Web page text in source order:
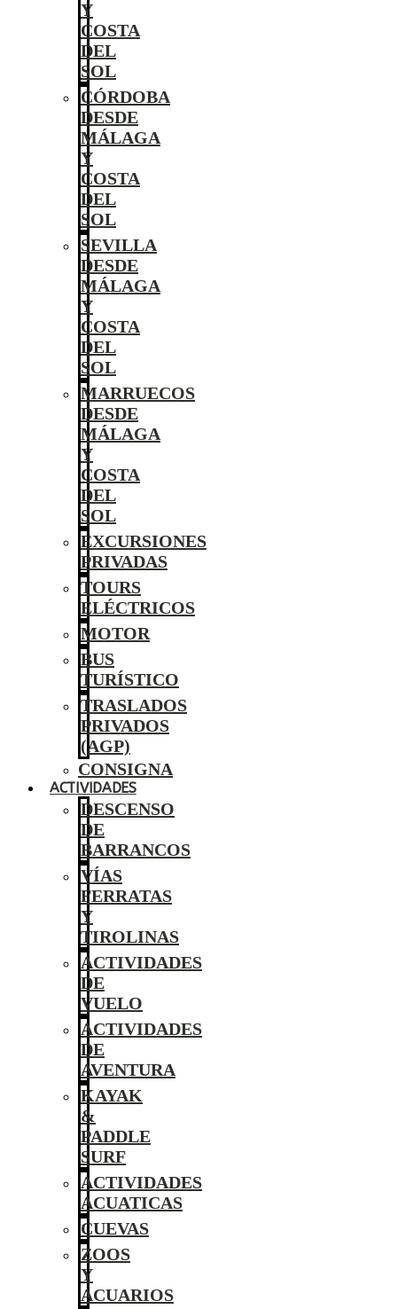
Y
COSTA
DEL
SOL
CÓRDOBA
DESDE
MÁLAGA
Y
COSTA
DEL
SOL
SEVILLA
DESDE
MÁLAGA
Y
COSTA
DEL
SOL
MARRUECOS
DESDE
MÁLAGA
Y
COSTA
DEL
SOL
EXCURSIONES
PRIVADAS
TOURS
ELÉCTRICOS
MOTOR
BUS
TURÍSTICO
TRASLADOS
PRIVADOS
(AGP)
CONSIGNA
ACTIVIDADES
DESCENSO
DE
BARRANCOS
VÍAS
FERRATAS
Y
TIROLINAS
ACTIVIDADES
DE
VUELO
ACTIVIDADES
DE
AVENTURA
KAYAK
&
PADDLE
SURF
ACTIVIDADES
ACUATICAS
CUEVAS
ZOOS
Y
ACUARIOS